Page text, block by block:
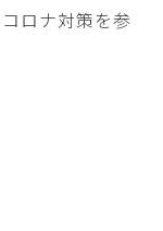
ロナ対策を参